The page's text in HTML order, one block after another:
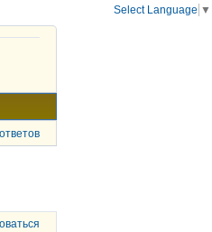
Select Language ▼